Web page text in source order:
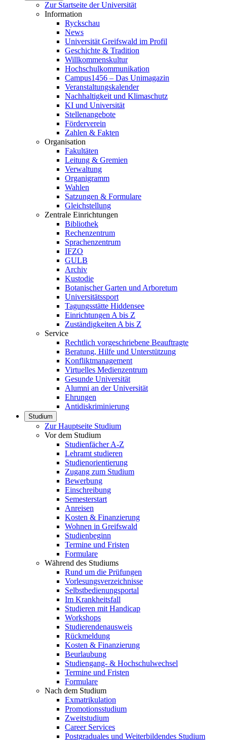
Zur Startseite der Universität
Information
Ryckschau
News
Universität Greifswald im Profil
Geschichte & Tradition
Willkommenskultur
Hochschulkommunikation
Campus1456 – Das Unimagazin
Veranstaltungskalender
Nachhaltigkeit und Klimaschutz
KI und Universität
Stellenangebote
Förderverein
Zahlen & Fakten
Organisation
Fakultäten
Leitung & Gremien
Verwaltung
Organigramm
Wahlen
Satzungen & Formulare
Gleichstellung
Zentrale Einrichtungen
Bibliothek
Rechenzentrum
Sprachenzentrum
IFZO
GULB
Archiv
Kustodie
Botanischer Garten und Arboretum
Universitätssport
Tagungsstätte Hiddensee
Einrichtungen A bis Z
Zuständigkeiten A bis Z
Service
Rechtlich vorgeschriebene Beauftragte
Beratung, Hilfe und Unterstützung
Konfliktmanagement
Virtuelles Medienzentrum
Gesunde Universität
Alumni an der Universität
Ehrungen
Antidiskriminierung
Studium
Zur Hauptseite Studium
Vor dem Studium
Studienfächer A-Z
Lehramt studieren
Studienorientierung
Zugang zum Studium
Bewerbung
Einschreibung
Semesterstart
Anreisen
Kosten & Finanzierung
Wohnen in Greifswald
Studienbeginn
Termine und Fristen
Formulare
Während des Studiums
Rund um die Prüfungen
Vorlesungsverzeichnisse
Selbstbedienungsportal
Im Krankheitsfall
Studieren mit Handicap
Workshops
Studierendenausweis
Rückmeldung
Kosten & Finanzierung
Beurlaubung
Studiengang- & Hochschulwechsel
Termine und Fristen
Formulare
Nach dem Studium
Exmatrikulation
Promotionsstudium
Zweitstudium
Career Services
Postgraduales und Weiterbildendes Studium